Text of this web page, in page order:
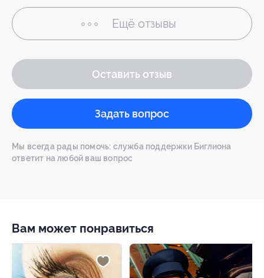
Ещё отзывы
Оставить отзыв
Задать вопрос
Мы всегда рады помочь: служба поддержки Биглиона
ответит на любой ваш вопрос
Вам может понравиться